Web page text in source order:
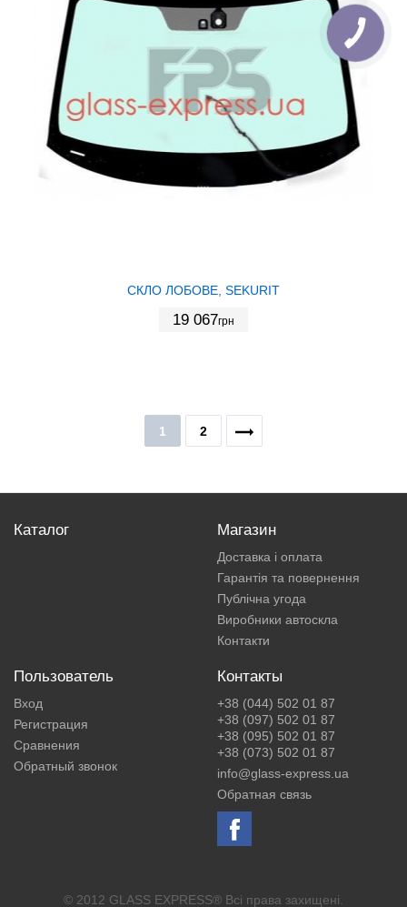
СКЛО ЛОБОВЕ, SEKURIT
19 067грн
1 2
Каталог Магазин
Доставка і оплата
Гарантія та повернення
Публічна угода
Виробники автоскла
Контакти
Пользователь
Вход
Регистрация
Сравнения
Обратный звонок
Контакты
+38 (044) 502 01 87
+38 (097) 502 01 87
+38 (095) 502 01 87
+38 (073) 502 01 87
info@glass-express.ua
Обратная связь
© 2012 GLASS EXPRESS® Всі права захищені.